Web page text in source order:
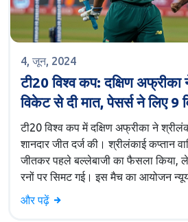
4, जून, 2024
टी20 विश्व कप: दक्षिण
विकेट से दी मात, पेसर्स ने लिए 9
टी20 विश्व कप में दक्षिण अफ्रीका ने
शानदार जीत दर्ज की। श्रीलंकाई कप्तान
जीतकर पहले बल्लेबाजी का फैसला किया,
रनों पर सिमट गई। इस मैच का आयोजन
क्रिकेट स्टेडियम में हुआ, जहां भारत अपने
पाकिस्तान के खिलाफ खेलेगा। इस जीत से
और पढ़ें